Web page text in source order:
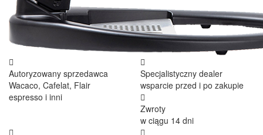
Autoryzowany sprzedawca
Wacaco, Cafelat, Flair
espresso i inni
Specjalistyczny dealer
wsparcie przed i po zakupie
Zwroty
w ciągu 14 dni